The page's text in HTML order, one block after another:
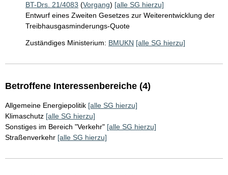
BT-Drs. 21/4083 (Vorgang) [alle SG hierzu]
Entwurf eines Zweiten Gesetzes zur Weiterentwicklung der
Treibhausgasminderungs-Quote
Zuständiges Ministerium: BMUKN [alle SG hierzu]
Betroffene Interessenbereiche (4)
Allgemeine Energiepolitik [alle SG hierzu]
Klimaschutz [alle SG hierzu]
Sonstiges im Bereich "Verkehr" [alle SG hierzu]
Straßenverkehr [alle SG hierzu]